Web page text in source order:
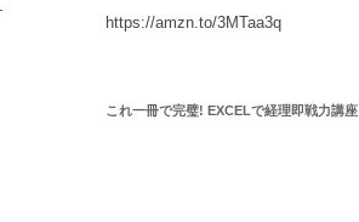
https://amzn.to/3MTaa3q
これ一冊で完璧! EXCELで経理即戦力講座